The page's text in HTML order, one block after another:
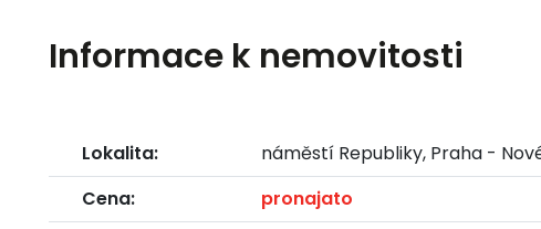
Informace k nemovitosti
Lokalita:
náměstí Republiky, Praha -
Cena:
pronajato